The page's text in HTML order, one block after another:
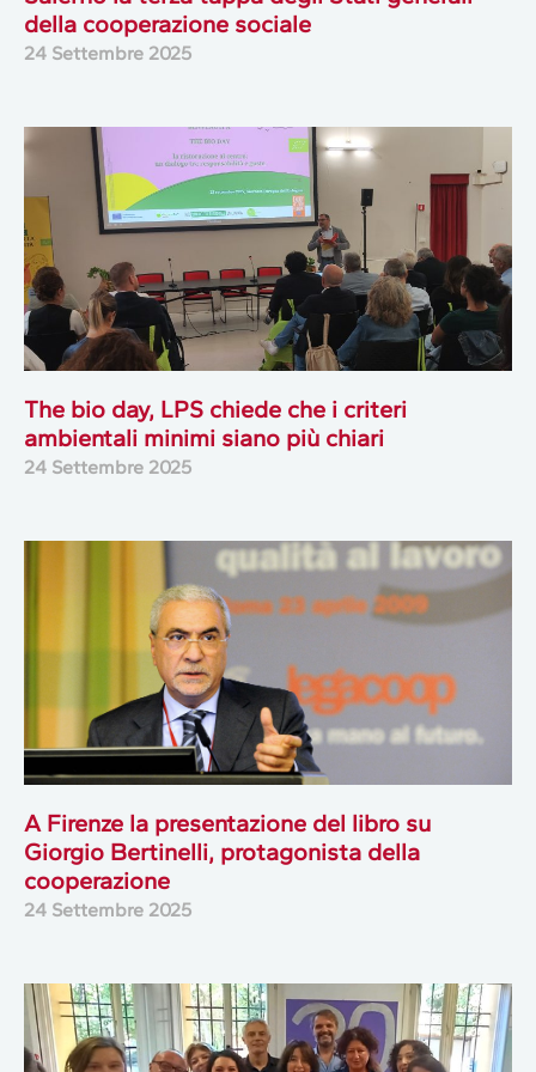
della cooperazione sociale
24 Settembre 2025
The bio day, LPS chiede che i criteri
ambientali minimi siano più chiari
24 Settembre 2025
A Firenze la presentazione del libro su
Giorgio Bertinelli, protagonista della
cooperazione
24 Settembre 2025